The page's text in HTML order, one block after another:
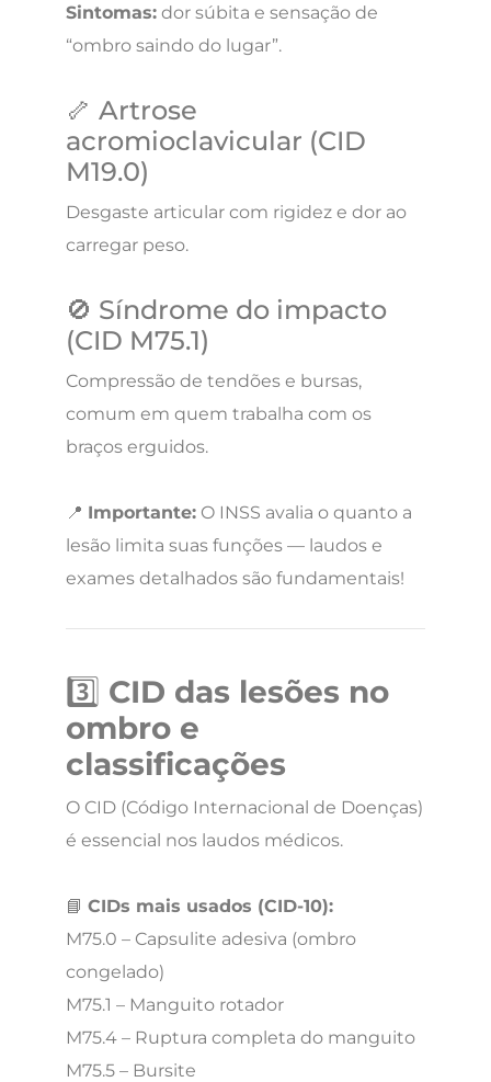
Sintomas: dor súbita e sensação de
“ombro saindo do lugar”.
🦴 Artrose
acromioclavicular (CID
M19.0)
Desgaste articular com rigidez e dor ao
carregar peso.
🚫 Síndrome do impacto
(CID M75.1)
Compressão de tendões e bursas,
comum em quem trabalha com os
braços erguidos.
📍 Importante: O INSS avalia o quanto a
lesão limita suas funções — laudos e
exames detalhados são fundamentais!
3️⃣ CID das lesões no
ombro e
classificações
O CID (Código Internacional de Doenças)
é essencial nos laudos médicos.
📘 CIDs mais usados (CID-10):
M75.0 – Capsulite adesiva (ombro
congelado)
M75.1 – Manguito rotador
M75.4 – Ruptura completa do manguito
M75.5 – Bursite